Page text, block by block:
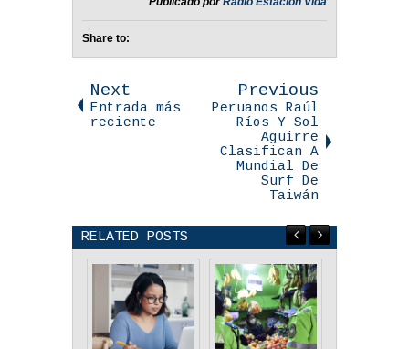
Share to:
Next
Entrada más
reciente
Previous
Peruanos Raúl
Ríos Y Sol
Aguirre
Clasifican A
Mundial De
Surf De
Taiwán
RELATED POSTS